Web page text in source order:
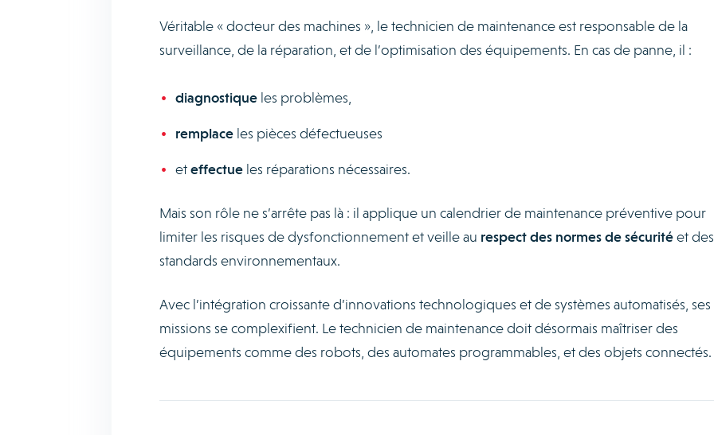
Véritable « docteur des machines », le technicien de maintenance est responsable de la
surveillance, de la réparation, et de l’optimisation des équipements. En cas de panne, il :
diagnostiqueles problèmes,
remplaceles pièces défectueuses
eteffectueles réparations nécessaires.
Mais son rôle ne s’arrête pas là : il applique un calendrier de maintenance préventive pour
limiter les risques de dysfonctionnement et veille au respect des normes de sécuritéet des
standards environnementaux.
Avec l’intégration croissante d’innovations technologiques et de systèmes automatisés, ses
missions se complexifient. Le technicien de maintenance doit désormais maîtriser des
équipements comme des robots, des automates programmables, et des objets connectés.